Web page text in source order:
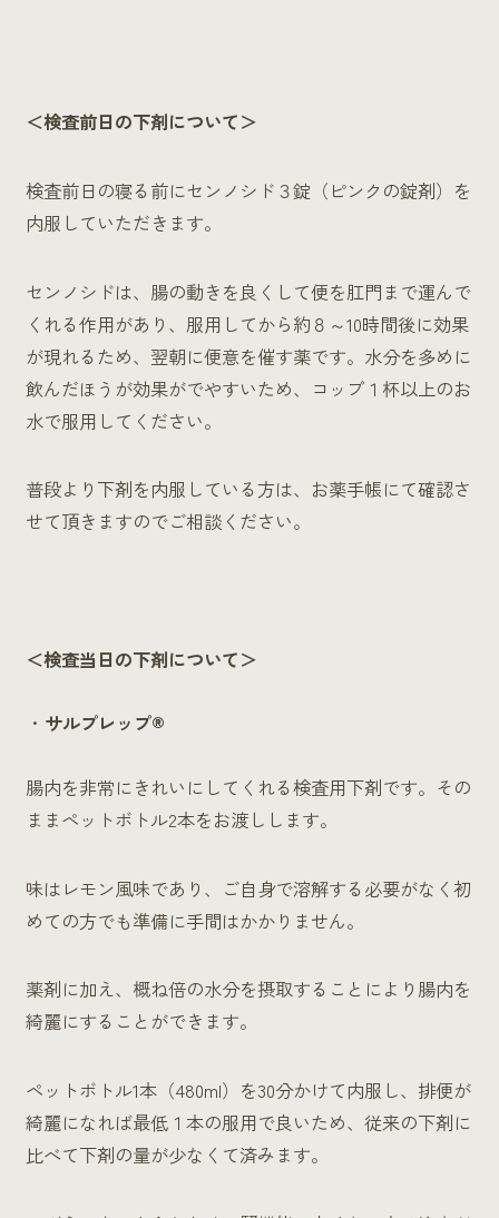
＜検査前日の下剤について＞
検査前日の寝る前にセンノシド３錠（ピンクの錠剤）を
内服していただきます。
センノシドは、腸の動きを良くして便を肛門まで運んで
くれる作用があり、服用してから約８～10時間後に効果
が現れるため、翌朝に便意を催す薬です。水分を多めに
飲んだほうが効果がでやすいため、コップ１杯以上のお
水で服用してください。
普段より下剤を内服している方は、お薬手帳にて確認さ
せて頂きますのでご相談ください。
＜検査当日の下剤について＞
サルプレップ®
腸内を非常にきれいにしてくれる検査用下剤です。その
ままペットボトル2本をお渡しします。
味はレモン風味であり、ご自身で溶解する必要がなく初
めての方でも準備に手間はかかりません。
薬剤に加え、概ね倍の水分を摂取することにより腸内を
綺麗にすることができます。
ペットボトル1本（480ml）を30分かけて内服し、排便が
綺麗になれば最低１本の服用で良いため、従来の下剤に
比べて下剤の量が少なくて済みます。